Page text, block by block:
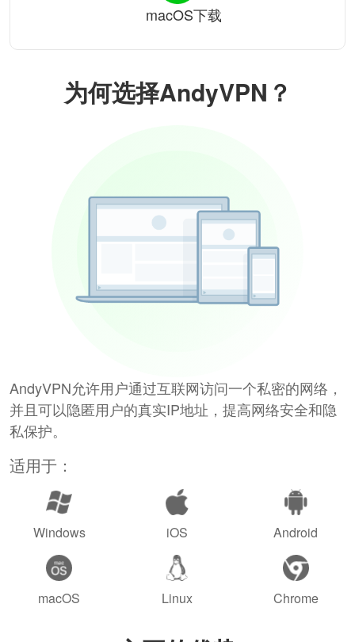
为何选择AndyVPN？
AndyVPN允许用户通过互联网访问一个私密的网络，
并且可以隐匿用户的真实IP地址，提高网络安全和隐
私保护。
适用于：
Windows iOS Android
macOS Linux Chrome
macOS下载